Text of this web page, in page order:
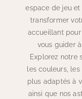
espace de jeu
transformer
accueillant pour
vous guider
Explorez notre
les couleurs,
plus adaptés à
ainsi que nos